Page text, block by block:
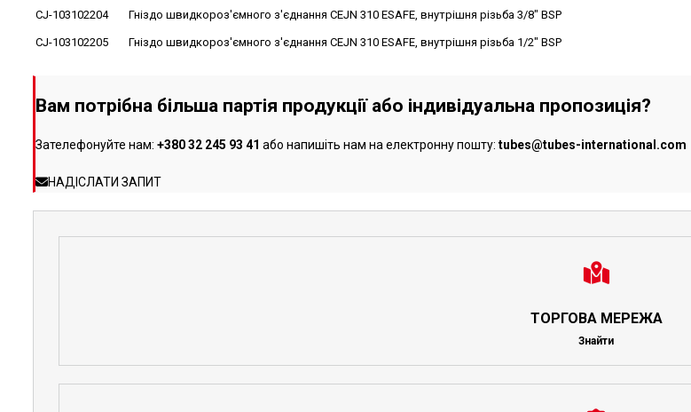
CJ-103102204
Гніздо швидкороз'ємного з'єднання CEJN 310 ESAFE, внутрішня різьба 3/8" BSP
CJ-103102205
Гніздо швидкороз'ємного з'єднання CEJN 310 ESAFE, внутрішня різьба 1/2" BSP
Вам потрібна більша партія продукції або індивідуальна пропозиція?
Зателефонуйте нам: +380 32 245 93 41 або напишіть нам на електронну пошту: tubes@tubes-international.com
НАДІСЛАТИ ЗАПИТ
ТОРГОВА МЕРЕЖА
Знайти